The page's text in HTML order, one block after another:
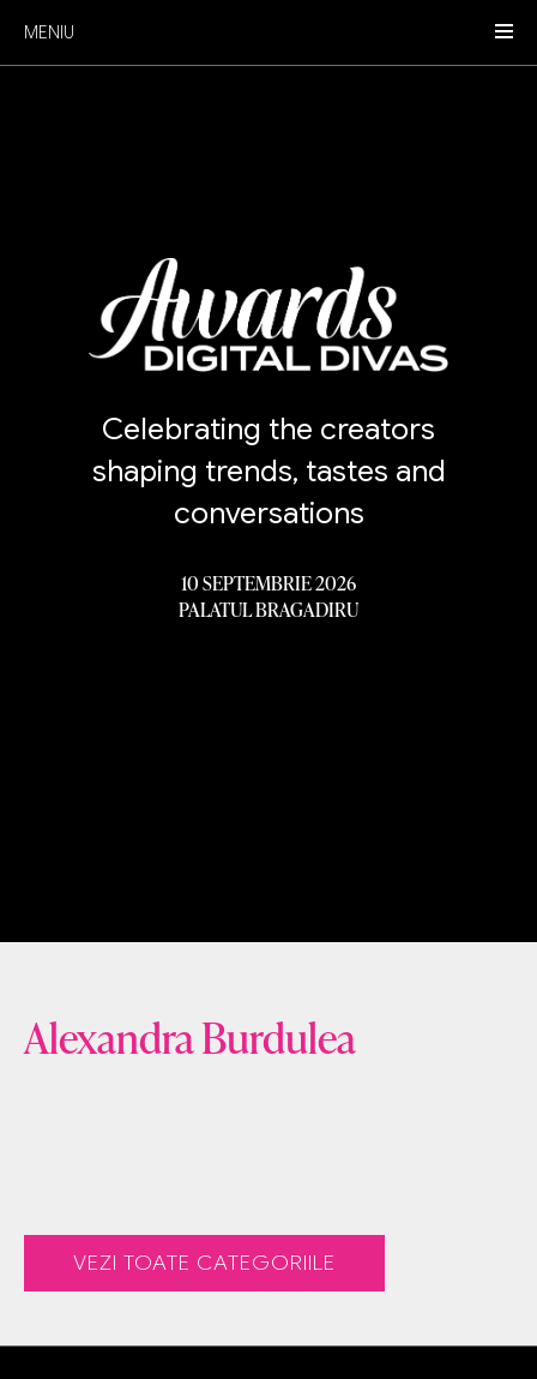
MENIU
Celebrating the creators
shaping trends, tastes and
conversations
10 SEPTEMBRIE 2026
PALATUL BRAGADIRU
Alexandra Burdulea
VEZI TOATE CATEGORIILE